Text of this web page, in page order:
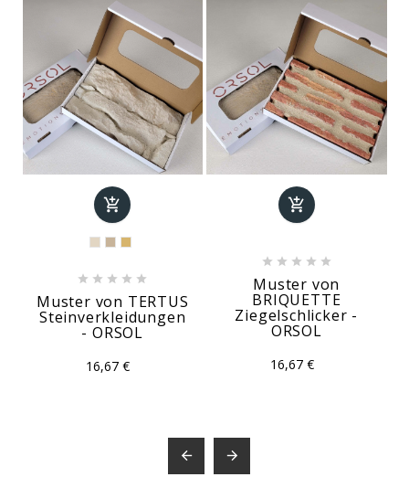

    
Muster von TERTUS
Steinverkleidungen
- ORSOL
16,67 €

    
Muster von
BRIQUETTE
Ziegelschlicker -
ORSOL
16,67 €
 